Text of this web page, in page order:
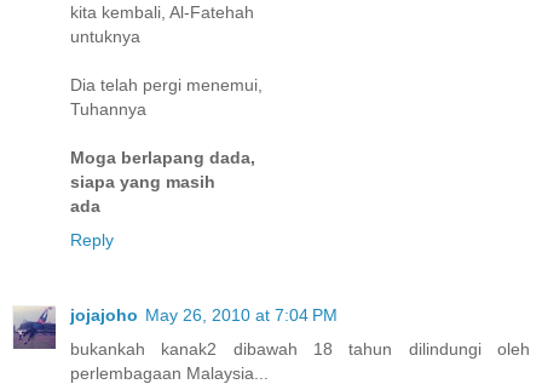
kita kembali, Al-Fatehah
untuknya
Dia telah pergi menemui,
Tuhannya
Moga berlapang dada,
siapa yang masih
ada
Reply
jojajoho May 26, 2010 at 7:04 PM
bukankah kanak2 dibawah 18 tahun dilindungi oleh
perlembagaan Malaysia...